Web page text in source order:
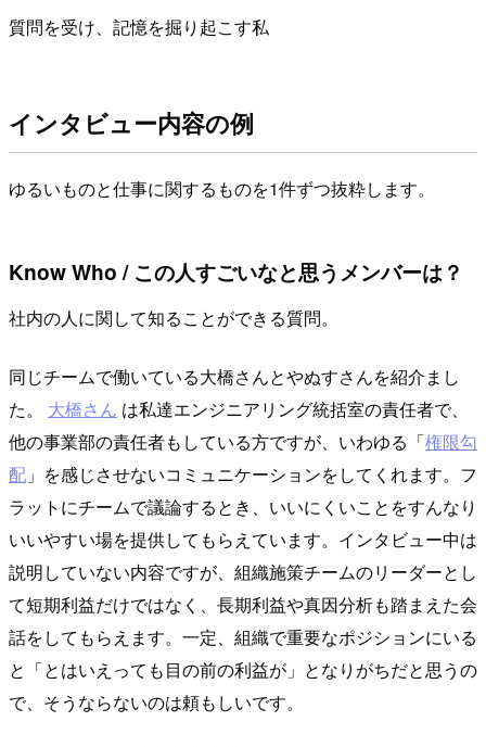
質問を受け、記憶を掘り起こす私
インタビュー内容の例
ゆるいものと仕事に関するものを1件ずつ抜粋します。
Know Who / この人すごいなと思うメンバーは？
社内の人に関して知ることができる質問。
同じチームで働いている大橋さんとやぬすさんを紹介まし
た。 大橋さん は私達エンジニアリング統括室の責任者で、
他の事業部の責任者もしている方ですが、いわゆる「権限勾
配 」を感じさせないコミュニケーションをしてくれます。フ
ラットにチームで議論するとき、いいにくいことをすんなり
いいやすい場を提供してもらえています。インタビュー中は
説明していない内容ですが、組織施策チームのリーダーとし
て短期利益だけではなく、長期利益や真因分析も踏まえた会
話をしてもらえます。一定、組織で重要なポジションにいる
と「とはいえっても目の前の利益が」となりがちだと思うの
で、そうならないのは頼もしいです。